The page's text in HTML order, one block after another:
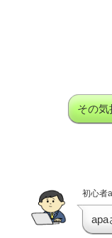
その気
初心者
apa